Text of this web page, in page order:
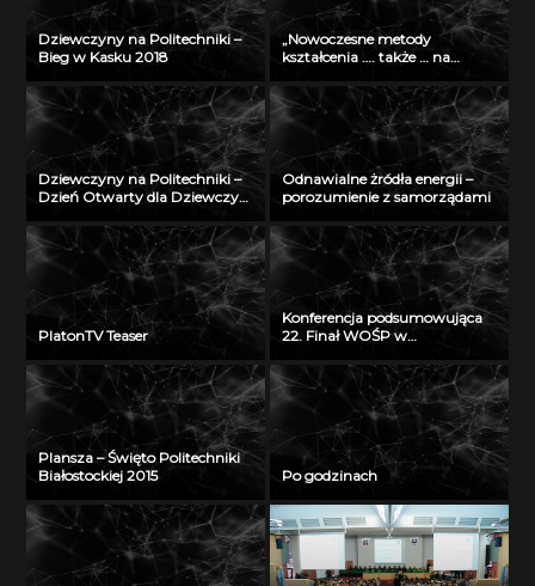
Dziewczyny na Politechniki –
Bieg w Kasku 2018
„Nowoczesne metody
kształcenia …. także … na
Radiu Akadera – 11 grudzień
2012
Dziewczyny na Politechniki –
Dzień Otwarty dla Dziewczyn
Odnawialne żródła energii –
porozumienie z samorządami
PlatonTV Teaser
Konferencja podsumowująca
22. Finał WOŚP w
Plansza – Święto Politechniki
Białostockiej 2015
Po godzinach